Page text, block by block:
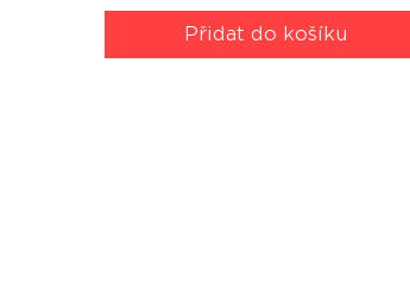
Přidat do košíku